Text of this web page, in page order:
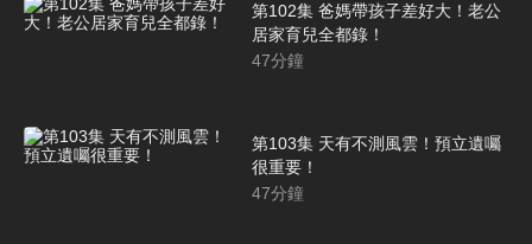
第102集 爸媽帶孩子差好大！老公
居家育兒全都錄！
47分鐘
第103集 天有不測風雲！預立遺囑
很重要！
47分鐘